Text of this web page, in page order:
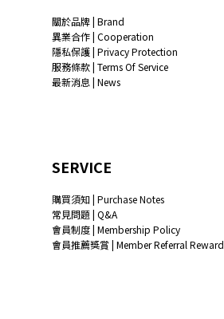
關於品牌 | Brand
異業合作 | Cooperation
隱私保護 | Privacy Protection
服務條款 | Terms Of Service
最新消息 | News
SERVICE
購買須知 | Purchase Notes
常見問題 | Q&A
會員制度 | Membership Policy
會員推薦獎賞 | Member Referral Reward